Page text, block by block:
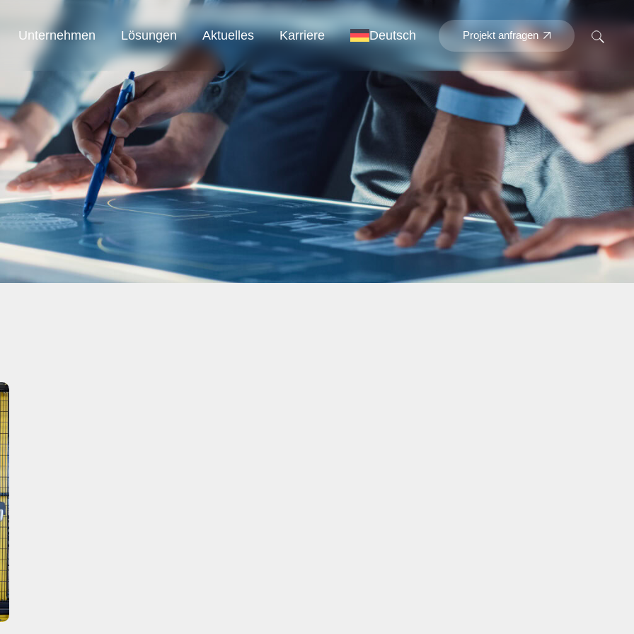
Unternehmen
SAB Austria
SAB Automation
SAB Smart Solution
Lösungen Aktuelles Karriere Deutsch Projekt anfragen